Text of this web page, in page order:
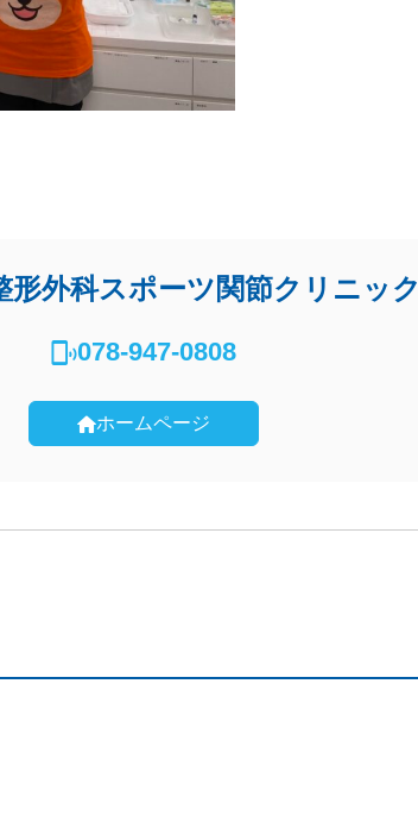
形外科スポーツ関節クリニック
078-947-0808
ホームページ